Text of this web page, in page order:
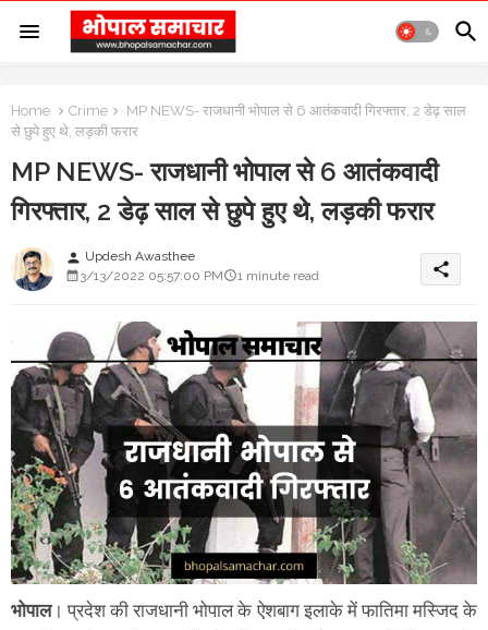
Home Crime
MP NEWS- राजधानी भोपाल से 6 आतंकवादी गिरफ्तार, 2 डेढ़ साल
से छुपे हुए थे, लड़की फरार
MP NEWS- राजधानी भोपाल से 6 आतंकवादी
गिरफ्तार, 2 डेढ़ साल से छुपे हुए थे, लड़की फरार
person Updesh Awasthee
3/13/2022 05:57:00 PM
1 minute read share
भोपाल। प्रदेश की राजधानी भोपाल के ऐशबाग इलाके में फातिमा मस्जिद के